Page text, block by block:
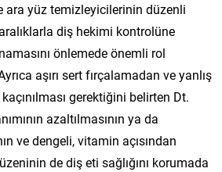
ara yüz temizleyicilerinin düzenli
diş hekimi kontrolüne
önlemede önemli rol
aşırı sert fırçalamadan ve yanlış
gerektiğini belirten Dt.
azaltılmasının ya da
ve dengeli, vitamin açısından
de diş eti sağlığını korumada